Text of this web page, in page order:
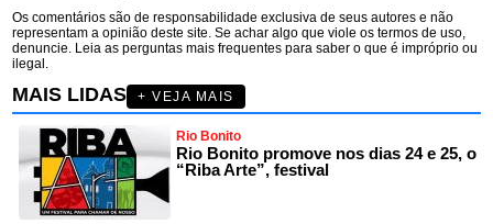
Os comentários são de responsabilidade exclusiva de seus autores e não
representam a opinião deste site. Se achar algo que viole os termos de uso,
denuncie. Leia as perguntas mais frequentes para saber o que é impróprio ou
ilegal.
MAIS LIDAS + VEJA MAIS
Rio Bonito
Rio Bonito promove nos dias 24 e 25, o
“Riba Arte”, festival